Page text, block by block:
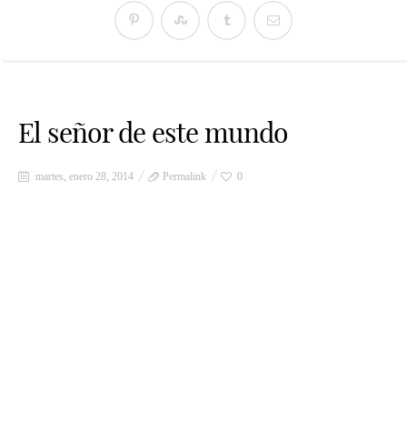
El señor de este mundo
martes, enero 28, 2014 Permalink 0